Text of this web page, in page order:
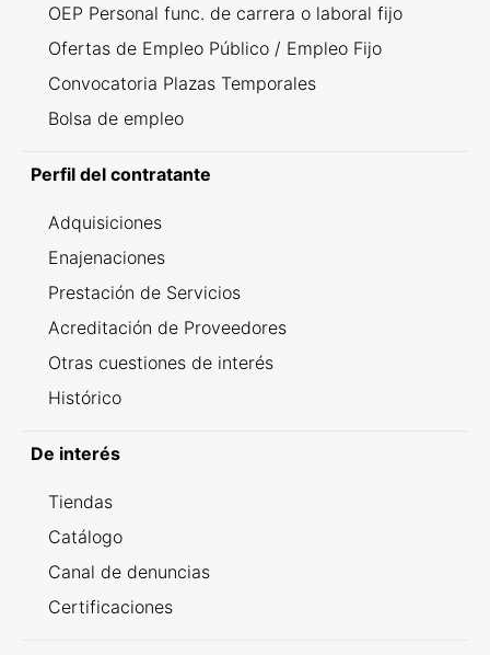
OEP Personal func. de carrera o laboral fijo
Ofertas de Empleo Público / Empleo Fijo
Convocatoria Plazas Temporales
Bolsa de empleo
Perfil del contratante
Adquisiciones
Enajenaciones
Prestación de Servicios
Acreditación de Proveedores
Otras cuestiones de interés
Histórico
De interés
Tiendas
Catálogo
Canal de denuncias
Certificaciones